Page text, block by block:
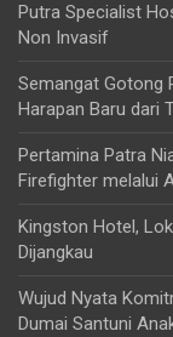
Putra Specialist
Non Invasif
Semangat Gotong
Harapan Baru dari
Pertamina Patra
Firefighter melalui
Kingston Hotel,
Dijangkau
Wujud Nyata
Dumai Santuni